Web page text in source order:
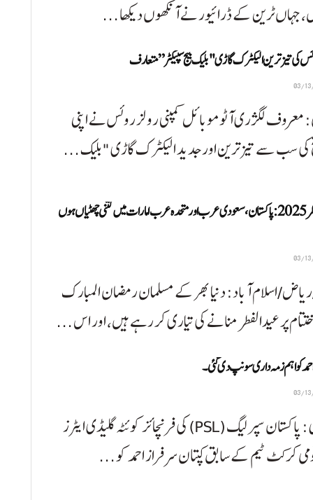
جہاں ٹرین کے ڈرائیور نے آنکھوں دیکھا ...
کی تیز ترین الیکٹرک گاڑی "بلیک بیج سپیکٹر” متعارف
لگژری آٹوموبائل کمپنی رولز روئس نے اپنی
کی سب سے تیز ترین اور جدید الیکٹرک گاڑی "بلیک ...
عیدالفطر 2025: پاکستان، سعودی عرب اور متحدہ عرب امارات میں کتنی چھٹیاں ہوں
اسلام آباد: دنیا بھر کے مسلمان رمضان المبارک
پر عیدالفطر منانے کی تیاری کر رہے ہیں، اور اس ...
کو اہم زمہ داری سونپ دی گئی۔
کراچی: پاکستان سپر لیگ (PSL) کی فرنچائز کوئٹہ گلیڈی ایٹرز
کرکٹ ٹیم کے سابق کپتان سرفراز احمد کو ...